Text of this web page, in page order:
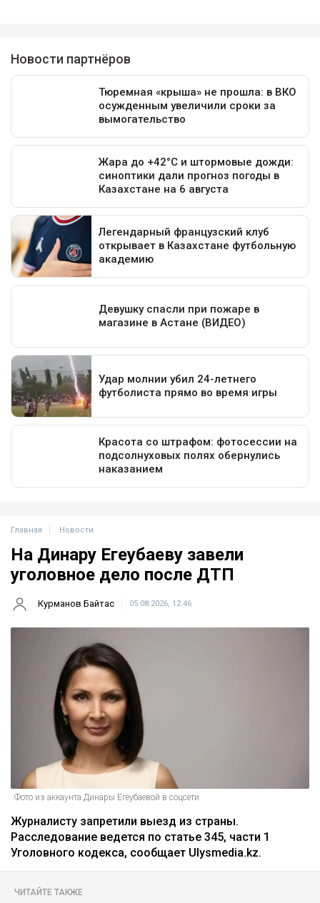
Главная Новости
На Динару Егеубаеву завели
уголовное дело после ДТП
Курманов Байтас 05.08.2026, 12:46
Фото из аккаунта Динары Егеубаевой в соцсети
Журналисту запретили выезд из страны.
Расследование ведется по статье 345, части 1
Уголовного кодекса, сообщает Ulysmedia.kz.
ЧИТАЙТЕ ТАКЖЕ